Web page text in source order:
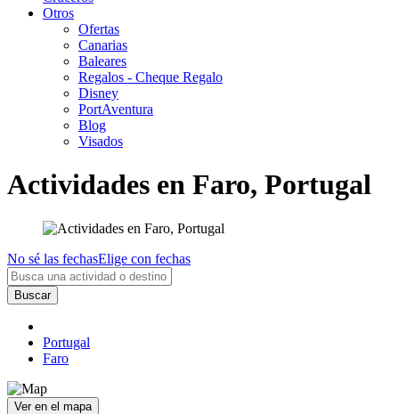
Otros
Ofertas
Canarias
Baleares
Regalos - Cheque Regalo
Disney
PortAventura
Blog
Visados
Actividades en Faro, Portugal
No sé las fechasElige con fechas
Buscar
Portugal
Faro
Ver en el mapa